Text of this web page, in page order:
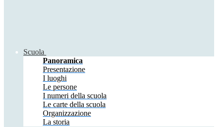
Scuola
Panoramica
Presentazione
I luoghi
Le persone
I numeri della scuola
Le carte della scuola
Organizzazione
La storia